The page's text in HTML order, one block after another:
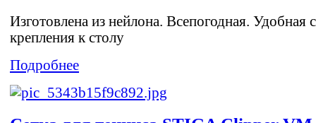
Изготовлена из нейлона. Всепогодная. Удобная
крепления к столу
Подробнее